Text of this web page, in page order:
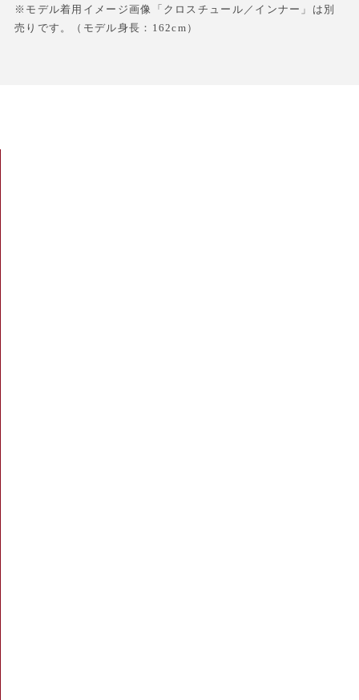
※モデル着用イメージ画像「クロスチュール／インナー」は別
売りです。（モデル身長：162cm）